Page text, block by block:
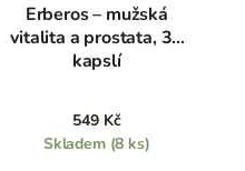
Erberos – mužská
vitalita a prostata, 30
kapslí
549 Kč
Skladem (8 ks)